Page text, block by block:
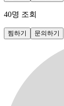
40명 조회
찜하기 문의하기